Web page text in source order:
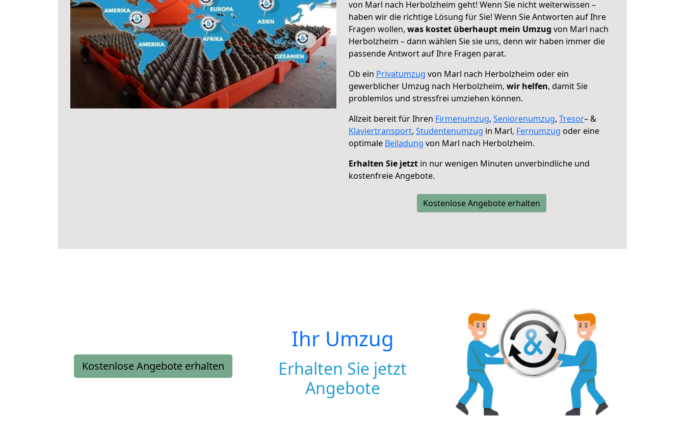
von Marl nach Herbolzheim geht! Wenn Sie nicht weiterwissen –
haben wir die richtige Lösung für Sie! Wenn Sie Antworten auf Ihre
Fragen wollen, was kostet überhaupt mein Umzug von Marl nach
Herbolzheim – dann wählen Sie sie uns, denn wir haben immer die
passende Antwort auf Ihre Fragen parat.
Ob ein Privatumzug von Marl nach Herbolzheim oder ein
gewerblicher Umzug nach Herbolzheim, wir helfen, damit Sie
problemlos und stressfrei umziehen können.
Allzeit bereit für Ihren Firmenumzug, Seniorenumzug, Tresor– &
Klaviertransport, Studentenumzug in Marl, Fernumzug oder eine
optimale Beiladung von Marl nach Herbolzheim.
Erhalten Sie jetzt in nur wenigen Minuten unverbindliche und
kostenfreie Angebote.
Kostenlose Angebote erhalten
Kostenlose Angebote erhalten
Ihr Umzug
Erhalten Sie jetzt
Angebote